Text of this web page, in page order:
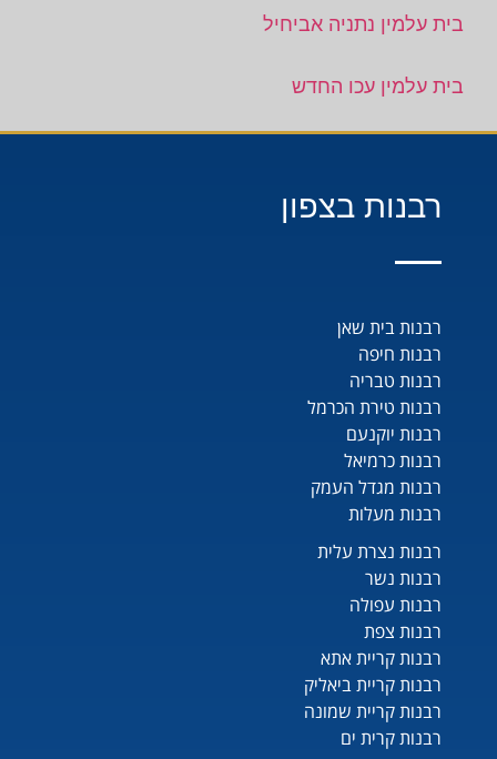
בית עלמין נתניה אביחיל
בית עלמין עכו החדש
רבנות בצפון
רבנות בית שאן
רבנות חיפה
רבנות טבריה
רבנות טירת הכרמל
רבנות יוקנעם
רבנות כרמיאל
רבנות מגדל העמק
רבנות מעלות
רבנות נצרת עלית
רבנות נשר
רבנות עפולה
רבנות צפת
רבנות קריית אתא
רבנות קריית ביאליק
רבנות קריית שמונה
רבנות קרית ים